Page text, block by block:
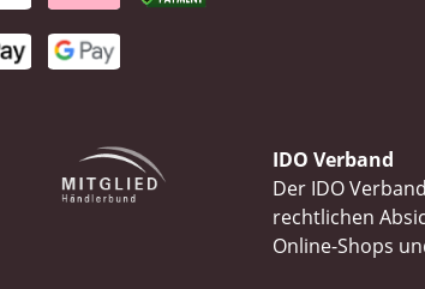
IDO Verband
Der IDO
rechtlichen
Online-Shops